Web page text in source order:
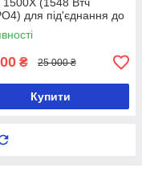
1500X (1548 Втч
для під'єднання до
електростанцій
Jump2200
₴ 25 000 ₴
Купити